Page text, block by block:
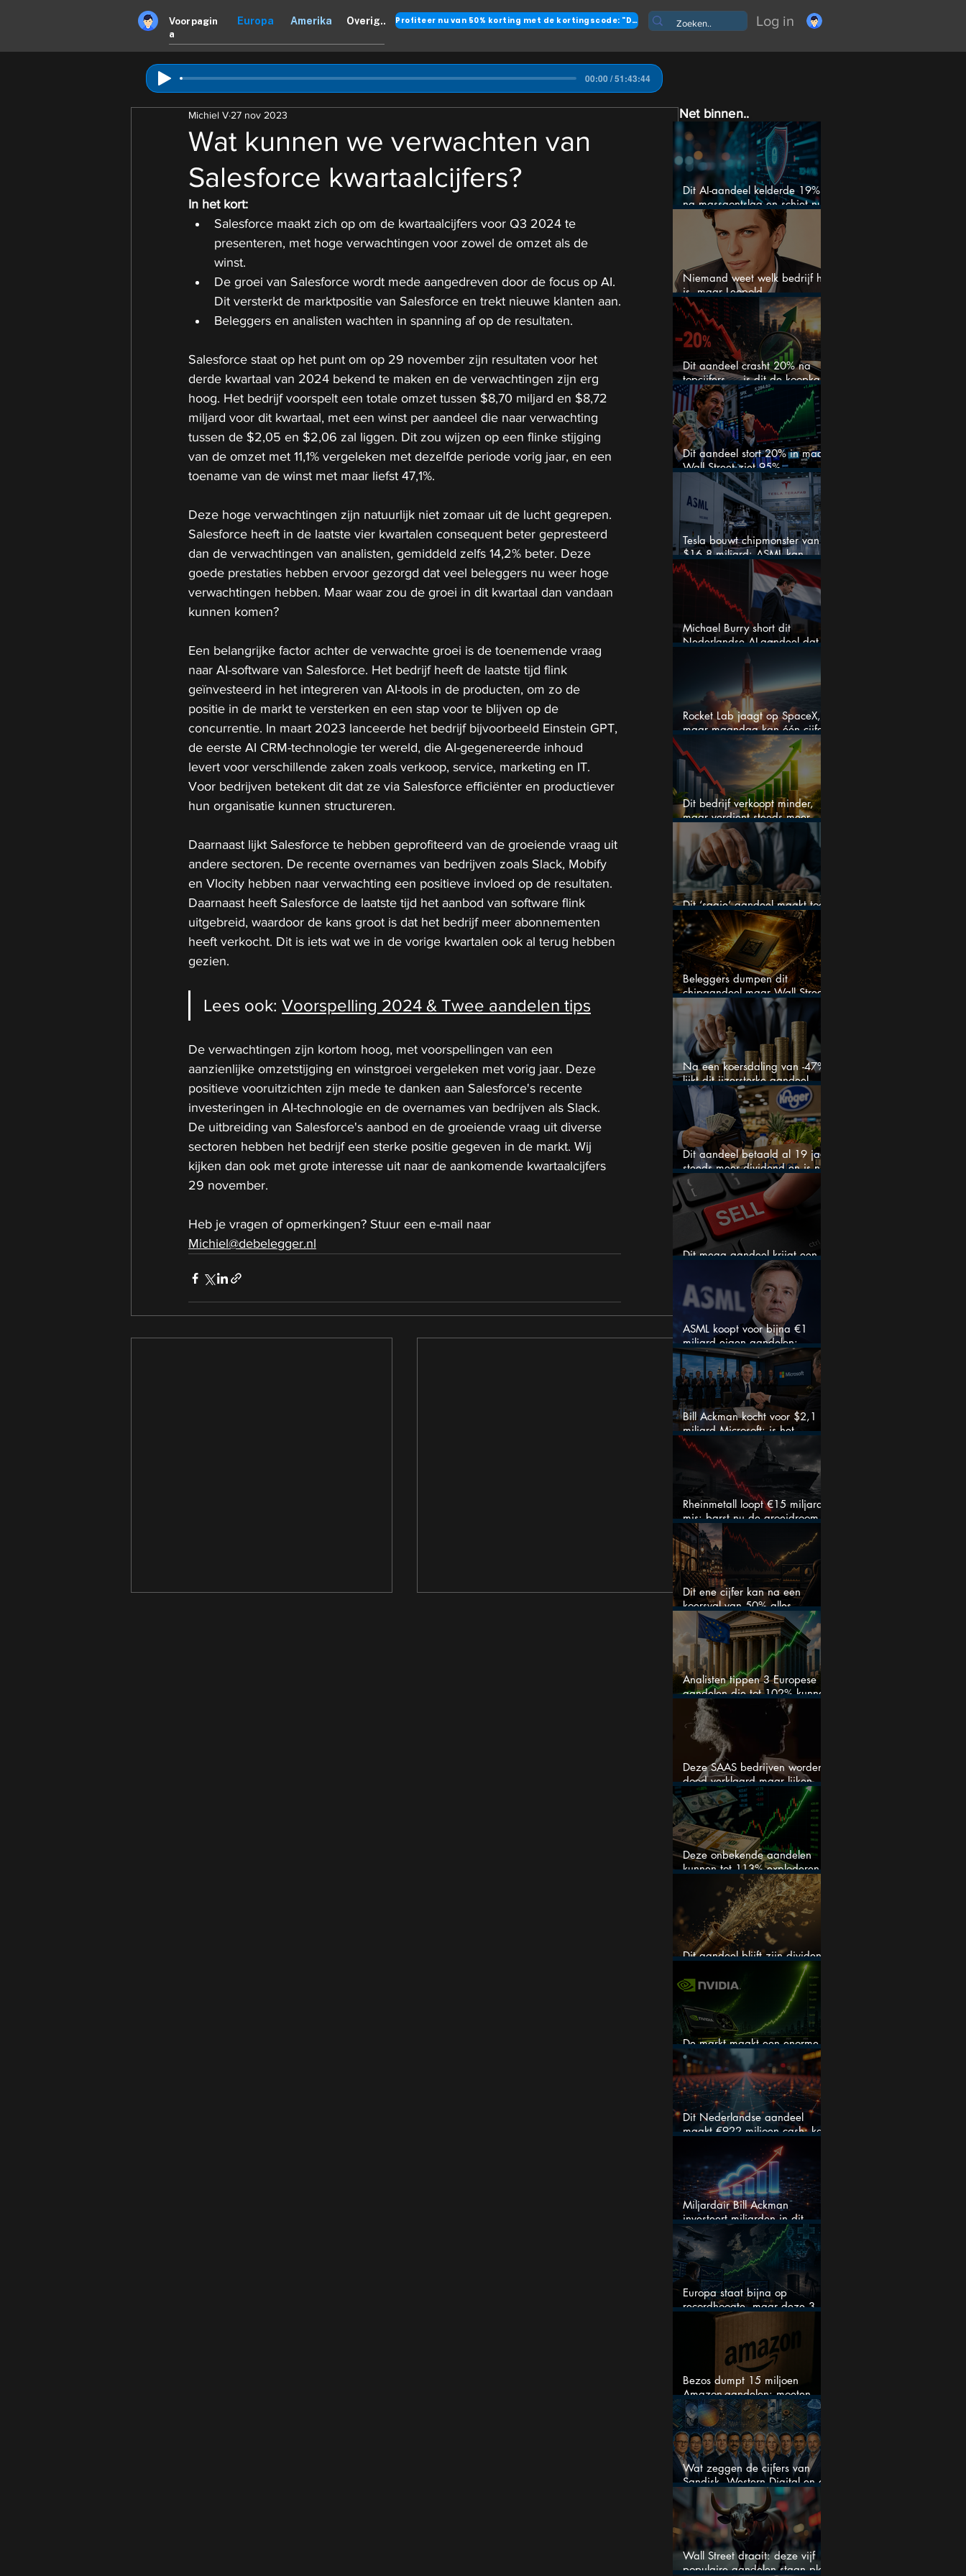
Voorpagin
a
Europa Amerika Overig.. Profiteer nu van 50% korting met de kortingscode: "DANK" Log in
00:00 / 51:43:44
Wat kunnen we verwachten van
Salesforce kwartaalcijfers?
Michiel V 27 nov 2023
In het kort:
Salesforce maakt zich op om de kwartaalcijfers voor Q3 2024 te
presenteren, met hoge verwachtingen voor zowel de omzet als de
winst.
De groei van Salesforce wordt mede aangedreven door de focus op AI.
Dit versterkt de marktpositie van Salesforce en trekt nieuwe klanten aan.
Beleggers en analisten wachten in spanning af op de resultaten.
Salesforce staat op het punt om op 29 november zijn resultaten voor het
derde kwartaal van 2024 bekend te maken en de verwachtingen zijn erg
hoog. Het bedrijf voorspelt een totale omzet tussen $8,70 miljard en $8,72
miljard voor dit kwartaal, met een winst per aandeel die naar verwachting
tussen de $2,05 en $2,06 zal liggen. Dit zou wijzen op een flinke stijging
van de omzet met 11,1% vergeleken met dezelfde periode vorig jaar, en een
toename van de winst met maar liefst 47,1%.
Deze hoge verwachtingen zijn natuurlijk niet zomaar uit de lucht gegrepen.
Salesforce heeft in de laatste vier kwartalen consequent beter gepresteerd
dan de verwachtingen van analisten, gemiddeld zelfs 14,2% beter. Deze
goede prestaties hebben ervoor gezorgd dat veel beleggers nu weer hoge
verwachtingen hebben. Maar waar zou de groei in dit kwartaal dan vandaan
kunnen komen?
Een belangrijke factor achter de verwachte groei is de toenemende vraag
naar AI-software van Salesforce. Het bedrijf heeft de laatste tijd flink
geïnvesteerd in het integreren van AI-tools in de producten, om zo de
positie in de markt te versterken en een stap voor te blijven op de
concurrentie. In maart 2023 lanceerde het bedrijf bijvoorbeeld Einstein GPT,
de eerste AI CRM-technologie ter wereld, die AI-gegenereerde inhoud
levert voor verschillende zaken zoals verkoop, service, marketing en IT.
Voor bedrijven betekent dit dat ze via Salesforce efficiënter en productiever
hun organisatie kunnen structureren.
Daarnaast lijkt Salesforce te hebben geprofiteerd van de groeiende vraag uit
andere sectoren. De recente overnames van bedrijven zoals Slack, Mobify
en Vlocity hebben naar verwachting een positieve invloed op de resultaten.
Daarnaast heeft Salesforce de laatste tijd het aanbod van software flink
uitgebreid, waardoor de kans groot is dat het bedrijf meer abonnementen
heeft verkocht. Dit is iets wat we in de vorige kwartalen ook al terug hebben
gezien.
Lees ook: Voorspelling 2024 & Twee aandelen tips
De verwachtingen zijn kortom hoog, met voorspellingen van een
aanzienlijke omzetstijging en winstgroei vergeleken met vorig jaar. Deze
positieve vooruitzichten zijn mede te danken aan Salesforce's recente
investeringen in AI-technologie en de overnames van bedrijven als Slack.
De uitbreiding van Salesforce's aanbod en de groeiende vraag uit diverse
sectoren hebben het bedrijf een sterke positie gegeven in de markt. Wij
kijken dan ook met grote interesse uit naar de aankomende kwartaalcijfers
29 november.
Heb je vragen of opmerkingen? Stuur een e-mail naar
Michiel@debelegger.nl
Net binnen..
Dit AI-aandeel kelderde 19%
na massaontslag en schiet nu
15% omhoog
Niemand weet welk bedrijf het
is, maar Leopold
Aschenbrenner zet er nu $500
miljoen op
Dit aandeel crasht 20% na
topcijfers — is dit de koopkans
waar beleggers op wachtten?
Dit aandeel stort 20% in maar
Wall Street ziet 95%
koerspotentieel
Tesla bouwt chipmonster van
$16,8 miljard: ASML kan
grote winnaar worden
Michael Burry short dit
Nederlandse AI-aandeel dat
maar liefst 684% groeit
Rocket Lab jaagt op SpaceX,
maar maandag kan één cijfer
de droom doorprikken?
Dit bedrijf verkoopt minder,
maar verdient steeds meer —
hoe lang kan dit sprookje
doorgaan?
Dit ‘saaie’ aandeel maakt toch
bizar veel winst
Beleggers dumpen dit
chipaandeel maar Wall Street
ziet een zeldzame koopkans
Na een koersdaling van -47%
lijkt dit ijzersterke aandeel
aantrekkelijker dan ooit
Dit aandeel betaald al 19 jaar
steeds meer dividend en is nu
goedkoop
Dit mega aandeel krijgt een
zeldzaam verkoopadvies
ASML koopt voor bijna €1
miljard eigen aandelen:
slimme zet of dure timing?
Bill Ackman kocht voor $2,1
miljard Microsoft: is het
aandeel na de koerssprong
nog aantrekkelijk?
Rheinmetall loopt €15 miljard
mis: barst nu de groeidroom
van het defensiebedrijf?
Dit ene cijfer kan na een
koersval van 50% alles
veranderen
Analisten tippen 3 Europese
aandelen die tot 102% kunnen
stijgen
Deze SAAS bedrijven worden
dood verklaard maar lijken
springlevend
Deze onbekende aandelen
kunnen tot 113% exploderen
(één springt eruit)
Dit aandeel blijft zijn dividend
verhogen, wat er ook gebeurt
De markt maakt een enorme
fout bij Nvidia
Dit Nederlandse aandeel
maakt €922 miljoen cash: kan
dit dividendaandeel blijven
Miljardair Bill Ackman
investeert miljarden in dit
techaandeel
Europa staat bijna op
recordhoogte, maar deze 3
sectoren vallen nu op
Bezos dumpt 15 miljoen
Amazon-aandelen: moeten
beleggers zich zorgen maken?
Wat zeggen de cijfers van
Sandisk, Western Digital en de
AI-Infrastructuur aandelen mij
werkelijk
Wall Street draait: deze vijf
populaire aandelen staan plots